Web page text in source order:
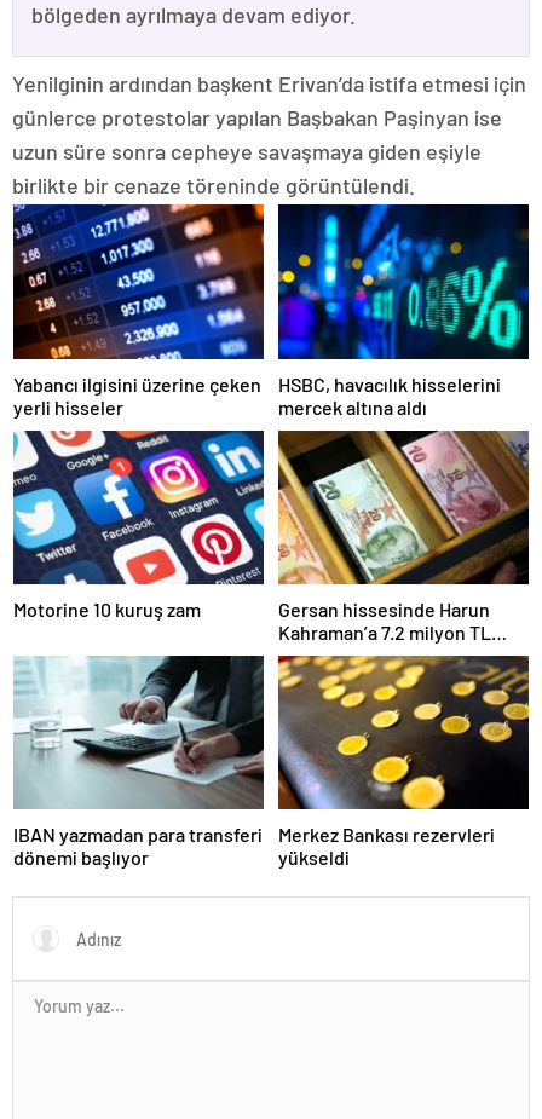
bölgeden ayrılmaya devam ediyor.
Yenilginin ardından başkent Erivan’da istifa etmesi için
günlerce protestolar yapılan Başbakan Paşinyan ise
uzun süre sonra cepheye savaşmaya giden eşiyle
birlikte bir cenaze töreninde görüntülendi.
Yabancı ilgisini üzerine çeken
yerli hisseler
HSBC, havacılık hisselerini
mercek altına aldı
Motorine 10 kuruş zam
Gersan hissesinde Harun
Kahraman’a 7.2 milyon TL
para cezası
IBAN yazmadan para transferi
dönemi başlıyor
Merkez Bankası rezervleri
yükseldi